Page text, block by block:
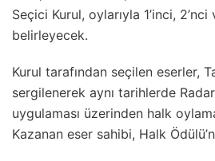
Seçici Kurul, oylarıyla 1’inci, 2’nci
belirleyecek.
Kurul tarafından seçilen eserler,
sergilenerek aynı tarihlerde
uygulaması üzerinden halk
Kazanan eser sahibi, Halk